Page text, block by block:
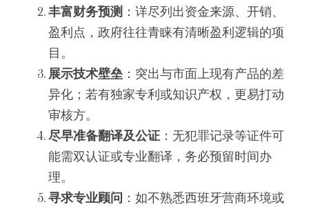
丰富财务预测 ：详尽列出资金来源、开销、
盈利点，政府往往青睐有清晰盈利逻辑的项
目。
展示技术壁垒 ：突出与市面上现有产品的差
异化；若有独家专利或知识产权，更易打动
审核方。
尽早准备翻译及公证 ：无犯罪记录等证件可
能需双认证或专业翻译，务必预留时间办
理。
寻求专业顾问 ：如不熟悉西班牙营商环境或